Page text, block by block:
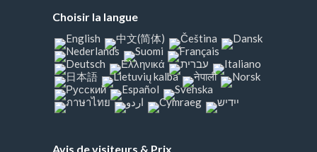
Choisir la langue
Avis de visiteurs & Prix